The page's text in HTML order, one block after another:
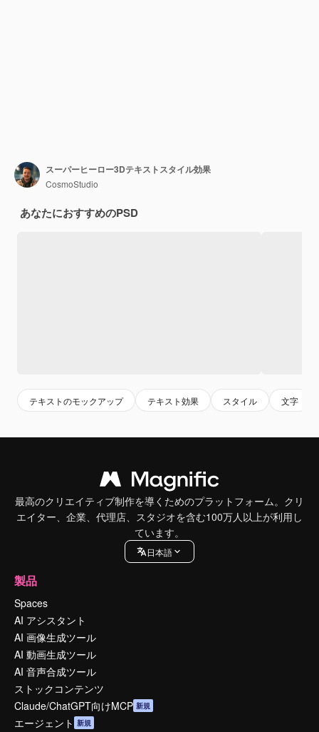
スーパーヒーロー3Dテキストスタイル効果
CosmoStudio
あなたにおすすめのPSD
テキストのモックアップ テキスト効果 スタイル 文字
最高のクリエイティブ制作を導くためのプラットフォーム。クリ
エイター、企業、代理店、スタジオを含む100万人以上が利用し
ています。
日本語
製品
Spaces
AI アシスタント
AI 画像生成ツール
AI 動画生成ツール
AI 音声合成ツール
ストックコンテンツ
Claude/ChatGPT向けMCP 新規
エージェント 新規